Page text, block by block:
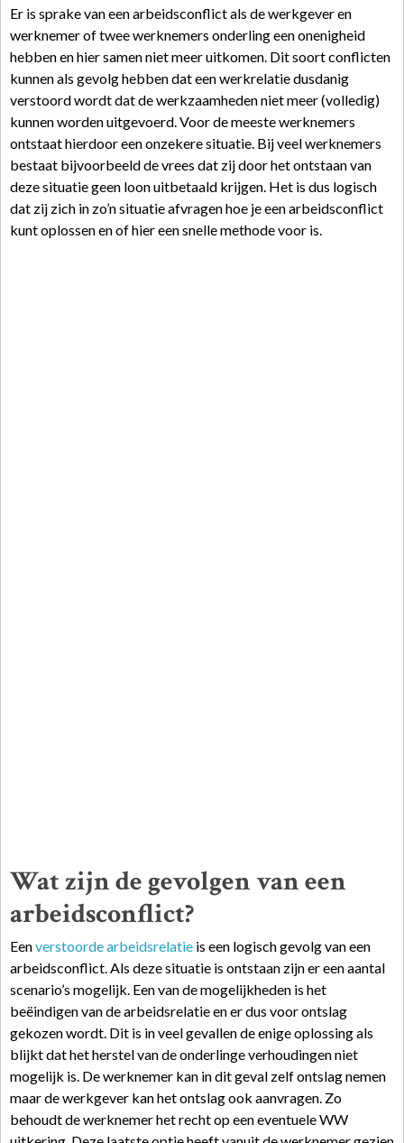
Er is sprake van een arbeidsconflict als de werkgever en
werknemer of twee werknemers onderling een onenigheid
hebben en hier samen niet meer uitkomen. Dit soort conflicten
kunnen als gevolg hebben dat een werkrelatie dusdanig
verstoord wordt dat de werkzaamheden niet meer (volledig)
kunnen worden uitgevoerd. Voor de meeste werknemers
ontstaat hierdoor een onzekere situatie. Bij veel werknemers
bestaat bijvoorbeeld de vrees dat zij door het ontstaan van
deze situatie geen loon uitbetaald krijgen. Het is dus logisch
dat zij zich in zo’n situatie afvragen hoe je een arbeidsconflict
kunt oplossen en of hier een snelle methode voor is.
Wat zijn de gevolgen van een
arbeidsconflict?
Eenverstoorde arbeidsrelatie is een logisch gevolg van een
arbeidsconflict. Als deze situatie is ontstaan zijn er een aantal
scenario’s mogelijk. Een van de mogelijkheden is het
beëindigen van de arbeidsrelatie en er dus voor ontslag
gekozen wordt. Dit is in veel gevallen de enige oplossing als
blijkt dat het herstel van de onderlinge verhoudingen niet
mogelijk is. De werknemer kan in dit geval zelf ontslag nemen
maar de werkgever kan het ontslag ook aanvragen. Zo
behoudt de werknemer het recht op een eventuele WW